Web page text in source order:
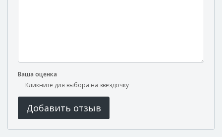
Ваша оценка
Кликните для выбора на звездочку
Добавить отзыв